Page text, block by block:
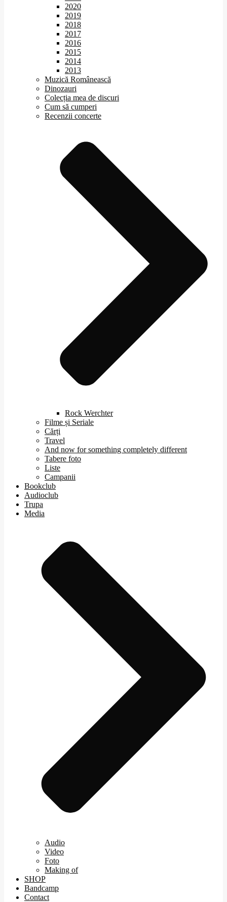
2020
2019
2018
2017
2016
2015
2014
2013
Muzică Românească
Dinozauri
Colecția mea de discuri
Cum să cumperi
Recenzii concerte
Rock Werchter
Filme și Seriale
Cărți
Travel
And now for something completely different
Tabere foto
Liste
Campanii
Bookclub
Audioclub
Trupa
Media
Audio
Video
Foto
Making of
SHOP
Bandcamp
Contact